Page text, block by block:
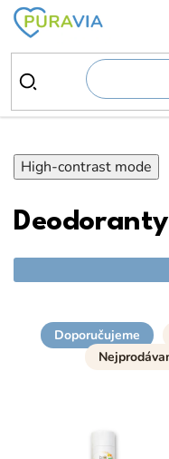
Přejít
obsah
High-contrast mode
Deodoranty
Doporučujeme